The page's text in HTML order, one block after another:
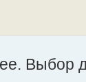
Выбор